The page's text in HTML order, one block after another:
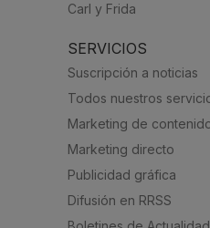
Carl y Frida
SERVICIOS
Suscripción a noticias
Todos nuestros
Marketing de
Marketing directo
Publicidad gráfica
Difusión en RRSS